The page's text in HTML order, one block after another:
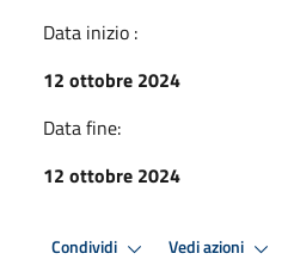
Data inizio :
12 ottobre 2024
Data fine:
12 ottobre 2024
Condividi Vedi azioni